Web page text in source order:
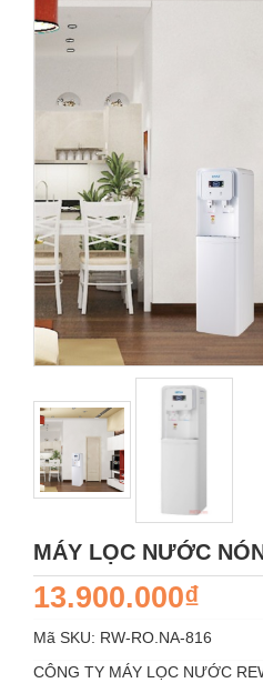
MÁY LỌC NƯỚC
13.900.000₫
Mã SKU: RW-RO.NA-816
CÔNG TY MÁY LỌC NƯỚC